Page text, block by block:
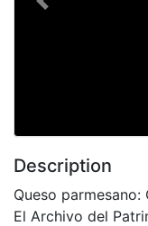
Previous
Description
Queso
El Archivo del